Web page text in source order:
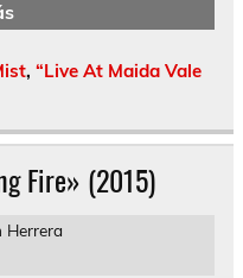
, “Live At Maida Vale
Fire» (2015)
Herrera